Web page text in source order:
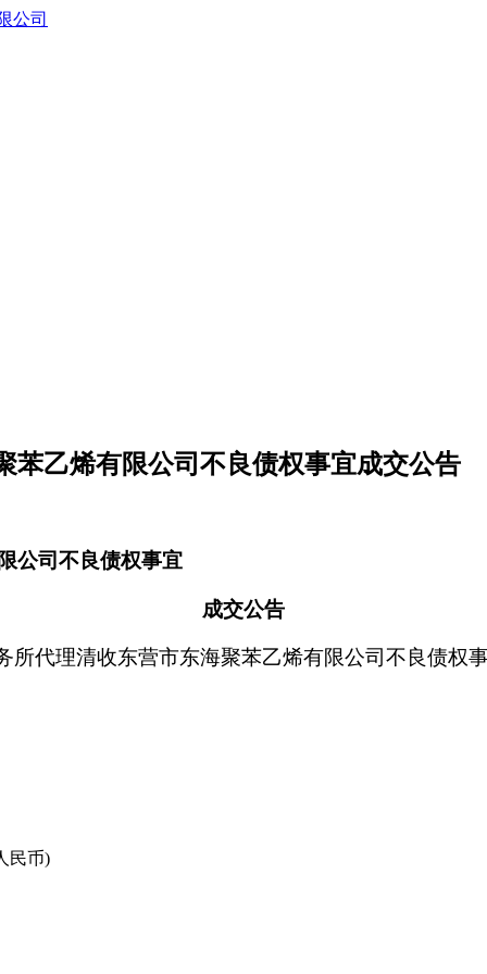
苯乙烯有限公司不良债权事宜成交公告
公司不良债权事宜
成交公告
所代理清收东营市东海聚苯乙烯有限公司不良债权
民币)